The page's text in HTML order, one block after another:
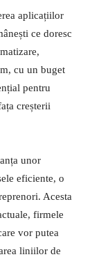
aplicațiilor
ce doresc
cu un buget
pentru
creșterii
unor
eficiente, o
Acesta
firmele
vor putea
liniilor de